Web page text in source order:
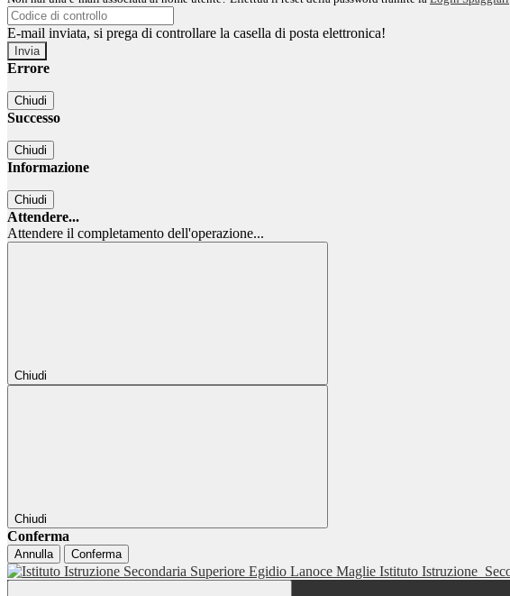
E-mail inviata, si prega di controllare la casella di posta elettronica!
Errore
Chiudi
Successo
Chiudi
Informazione
Chiudi
Attendere...
Attendere il completamento dell'operazione...
Chiudi
Chiudi
Conferma
Annulla Conferma
Istituto Istruzione